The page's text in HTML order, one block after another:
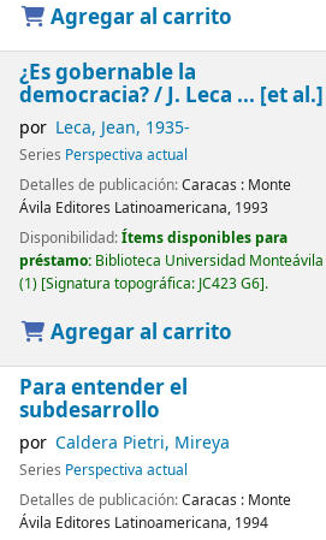
Agregar al carrito
¿Es gobernable la
democracia? /J. Leca ... [et al.]
por Leca, Jean, 1935-
Series Perspectiva actual
Detalles de publicación:Caracas : Monte
Ávila Editores Latinoamericana, 1993
Disponibilidad:Ítems disponibles para
préstamo: Biblioteca Universidad Monteávila
(1) Signatura topográfica: JC423 G6 .
Agregar al carrito
Para entender el
subdesarrollo
por Caldera Pietri, Mireya
Series Perspectiva actual
Detalles de publicación:Caracas : Monte
Ávila Editores Latinoamericana, 1994